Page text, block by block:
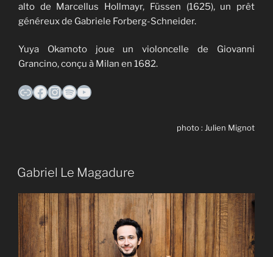
alto de Marcellus Hollmayr, Füssen (1625), un prêt
généreux de Gabriele Forberg-Schneider.
​Yuya Okamoto joue un violoncelle de Giovanni
Grancino, conçu à Milan en 1682.
LienFacebook
Instagram
Spotify
YouTube
photo : Julien Mignot
Gabriel Le Magadure